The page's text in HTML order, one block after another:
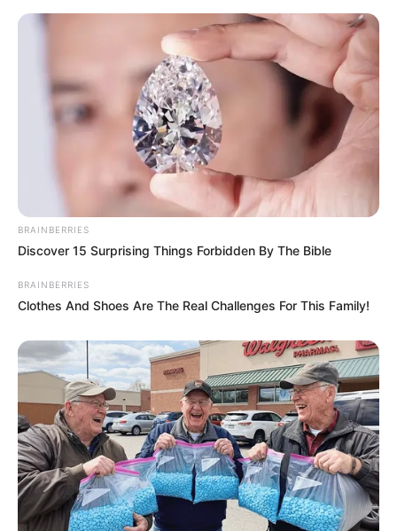
ดวงรายวัน 4 กันยายน 2565
ดวงรายวัน 2 กันยายน 2565
2 ก.ย. 2022
BRAINBERRIES
Discover 15 Surprising Things Forbidden By The Bible
BRAINBERRIES
Clothes And Shoes Are The Real Challenges For This Family!